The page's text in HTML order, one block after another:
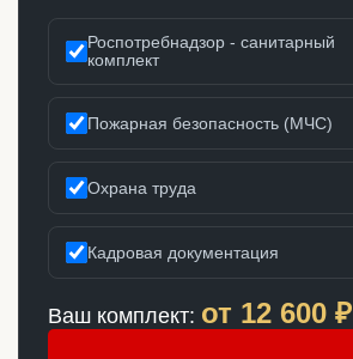
Роспотребнадзор - санитарный
комплект
Пожарная безопасность (МЧС)
Охрана труда
Кадровая документация
Ваш комплект: от 12 600 ₽